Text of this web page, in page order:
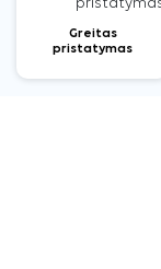
Greitas
pristatymas